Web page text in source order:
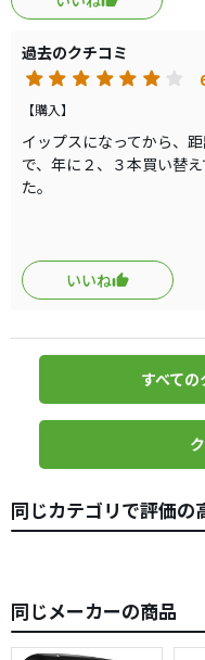
長さの調整機能が付い
び違う感じです。
コマーシャルでバッバ
に1ｍ前後のパターが
ら外れても転がりがそ
コスッタと思ったパッ
プに届きます。
今までにキャメロンや
ショートパットの時に
も治ってきそうです。
う。
過去のクチコミ
【購入】
イップスになってから、
で、年に２、３本買い替
た。
これはトゥ＆ヒールバラ
直ぐ引いて真っ直ぐ出し
いて購入しました。本当
調整不能のもので、３４
入）。
クでき、距離感やショー
今までは余りにも真っ直
ぎたこともあります。
３４インチにしたのも良
ットに自信がなくなると
す。
転がり、打感も良くコス
いいね
すべて
同じカテゴリで評価の
同じメーカーの商品